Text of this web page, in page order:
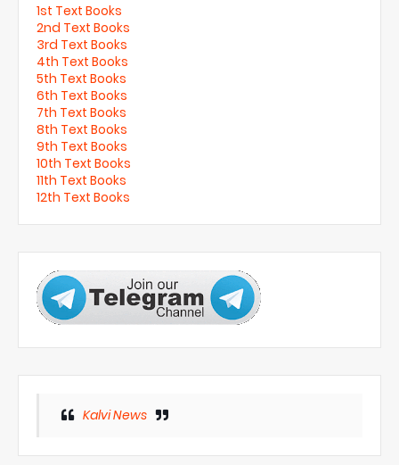
1st Text Books
2nd Text Books
3rd Text Books
4th Text Books
5th Text Books
6th Text Books
7th Text Books
8th Text Books
9th Text Books
10th Text Books
11th Text Books
12th Text Books
Kalvi News